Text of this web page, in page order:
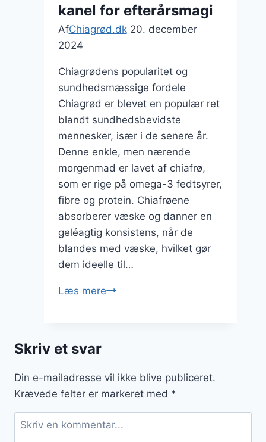
kanel for efterårsmagi
AfChiagrød.dk 20. december
2024
Chiagrødens popularitet og
sundhedsmæssige fordele
Chiagrød er blevet en populær ret
blandt sundhedsbevidste
mennesker, især i de senere år.
Denne enkle, men nærende
morgenmad er lavet af chiafrø,
som er rige på omega-3 fedtsyrer,
fibre og protein. Chiafrøene
absorberer væske og danner en
geléagtig konsistens, når de
blandes med væske, hvilket gør
dem ideelle til…
Læs mereChiagrød
efterårsmagi
Skriv et svar
Din e-mailadresse vil ikke blive publiceret.
Krævede felter er markeret med *